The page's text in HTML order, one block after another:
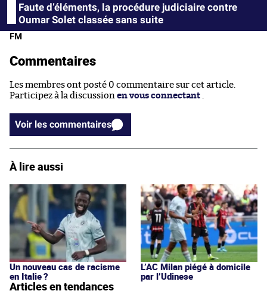
Faute d’éléments, la procédure judiciaire contre
Oumar Solet classée sans suite
FM
Commentaires
Les membres ont posté 0 commentaire sur cet article.
Participez à la discussion en vous connectant
Voir les commentaires
À lire aussi
Un nouveau cas de racisme
en Italie ?
L’AC Milan piégé à domicile
par l’Udinese
Articles en tendances